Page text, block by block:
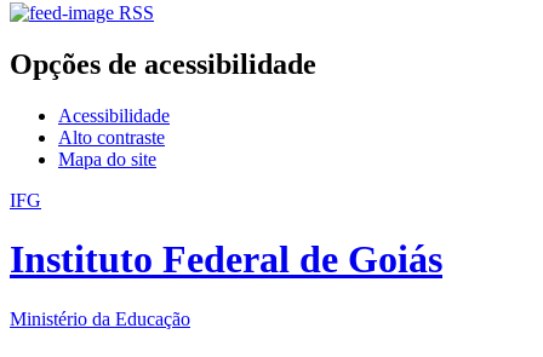
RSS
Opções de acessibilidade
Acessibilidade
Alto contraste
Mapa do site
IFG
Instituto Federal de Goiás
Ministério da Educação